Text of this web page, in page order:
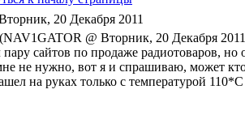
20 Декабря 2011
@ Вторник, 20 Декабря
сайтов по продаже радиотоваров,
не нужно, вот я и спрашиваю, может
на руках только с температурой